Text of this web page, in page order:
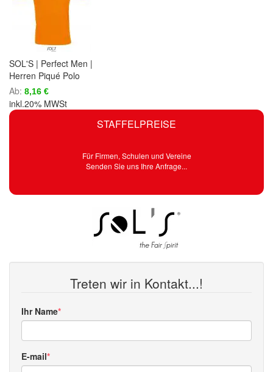
STAFFELPREISE
Für Firmen, Schulen und Vereine
Senden Sie uns Ihre Anfrage...
Treten wir in Kontakt...!
Ihr Name
E-mail
SOL'S | Perfect Men |
Herren Piqué Polo
Ab 8,16 €
inkl.20% MWSt